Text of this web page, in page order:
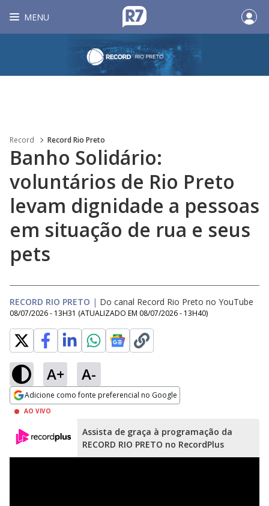
MENU
Record Record Rio Preto
Banho Solidário:
voluntários de Rio Preto
levam dignidade a pessoas
em situação de rua e seus
pets
RECORD RIO PRETO | Do canal Record Rio Preto no YouTube
08/07/2026 - 13H31 (ATUALIZADO EM 08/07/2026 - 13H40)
A+ A-
Adicione como fonte preferencial no Google
Opens in new window
AO VIVO
Assista de graça à programação da
RECORD RIO PRETO no RecordPlus